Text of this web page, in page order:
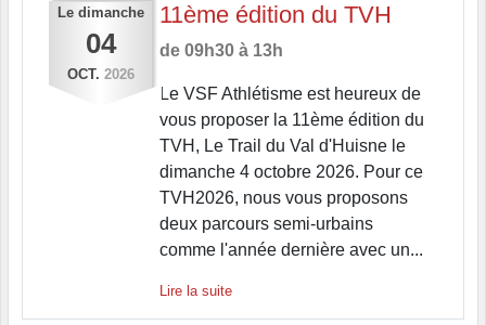
Le dimanche
04
OCT. 2026
11ème édition du TVH
de 09h30 à 13h
Le VSF Athlétisme est heureux de
vous proposer la 11ème édition du
TVH, Le Trail du Val d'Huisne le
dimanche 4 octobre 2026. Pour ce
TVH2026, nous vous proposons
deux parcours semi-urbains
comme l'année dernière avec un...
Lire la suite